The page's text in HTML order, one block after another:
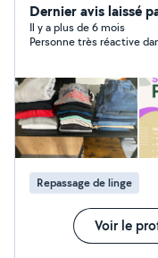
organisée et
gens et leurs faire plaisir N'hésitez pas à me
vous avez besoin de
Dernier avis laissé
Il y a plus de 6 mois
Personne très réactive
Repassage de linge
Voir le